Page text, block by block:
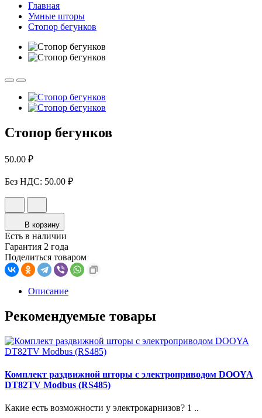
Главная
Умные шторы
Стопор бегунков
Стопор бегунков
50.00 ₽
Без НДС: 50.00 ₽
В корзину
Есть в наличии
Гарантия 2 года
Поделиться товаром
Описание
Рекомендуемые товары
Комплект раздвижной шторы с электроприводом DOOYA
DT82TV Modbus (RS485)
Какие есть возможности у электрокарнизов? 1 ..